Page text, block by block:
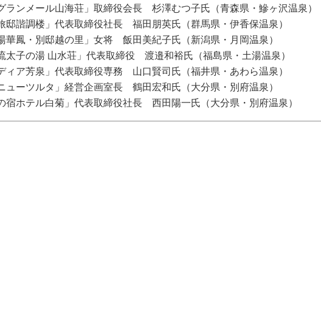
ランメール山海荘」取締役会長 杉澤むつ子氏（青森県・鰺ヶ沢温泉）
邸諧調楼」代表取締役社長 福田朋英氏（群馬県・伊香保温泉）
華鳳・別邸越の里」女将 飯田美紀子氏（新潟県・月岡温泉）
太子の湯 山水荘」代表取締役 渡邉和裕氏（福島県・土湯温泉）
ィア芳泉」代表取締役専務 山口賢司氏（福井県・あわら温泉）
ューツルタ」経営企画室長 鶴田宏和氏（大分県・別府温泉）
宿ホテル白菊」代表取締役社長 西田陽一氏（大分県・別府温泉）